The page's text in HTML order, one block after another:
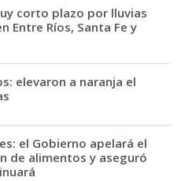
corto plazo por lluvias
Entre Ríos, Santa Fe y
elevaron a naranja el
el Gobierno apelará el
de alimentos y aseguró